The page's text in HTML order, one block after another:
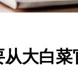
从大白